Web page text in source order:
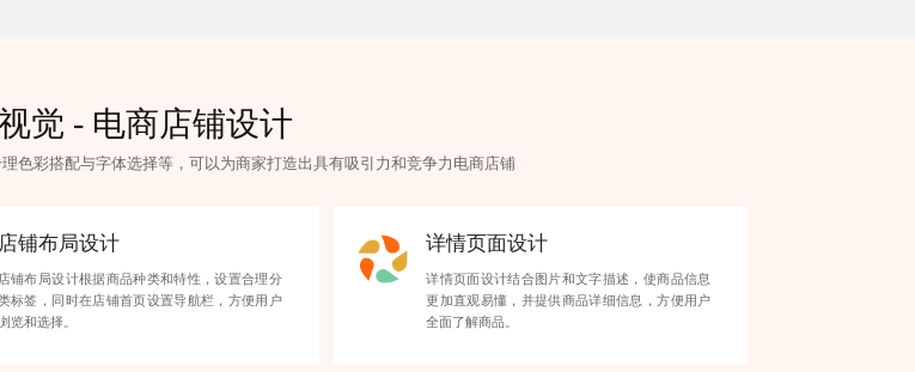
觉 - 电商店铺设计
色彩搭配与字体选择等，可以为商家打造出具有吸引力和竞争力电商店铺
店铺布局设计
店铺布局设计根据商品种类和特性，设置合理分
标签，同时在店铺首页设置导航栏，方便用户
览和选择。
详情页面设计
详情页面设计结合图片和文字描述，使商品信息
更加直观易懂，并提供商品详细信息，方便用户
全面了解商品。